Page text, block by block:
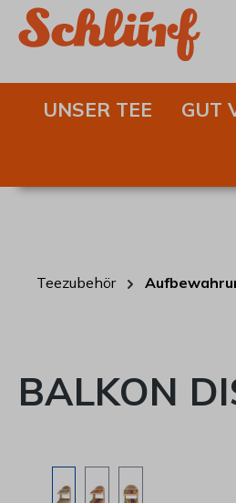
Zur
UNSER TEE GUT
Teezubehör
BALKON